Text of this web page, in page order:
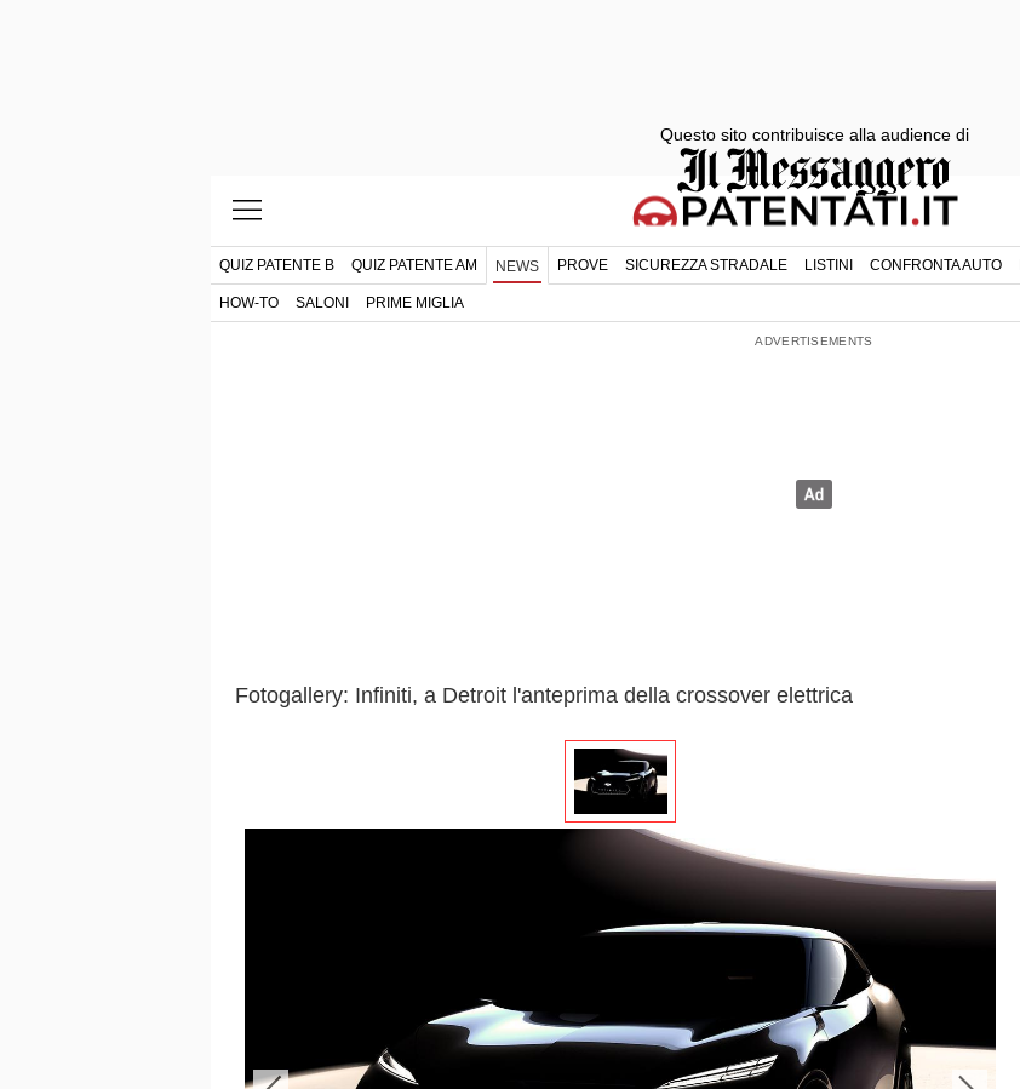
QUIZ PATENTE B QUIZ PATENTE AM NEWS PROVE SICUREZZA STRADALE LISTINI CONFRONTA AUTO
HOW-TO SALONI PRIME MIGLIA
Fotogallery: Infiniti, a Detroit l'anteprima della crossover elettrica
Questo sito contribuisce alla audience di